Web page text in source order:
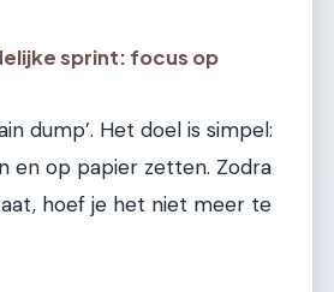
sprint: focus op
dump’. Het doel is simpel:
en op papier zetten. Zodra
hoef je het niet meer te